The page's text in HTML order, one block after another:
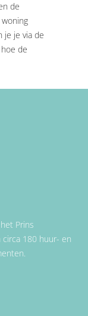
de
je je via de
de
Prins
circa 180 huur- en